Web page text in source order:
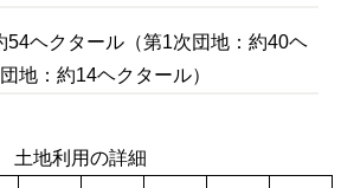
ヘクタール（第1次団地：約40ヘ
地：約14ヘクタール）
土地利用の詳細